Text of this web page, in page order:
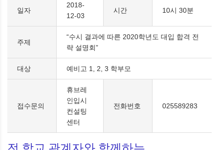
일자
2018-
12-03
시간 10시 30분
주제
“수시 결과에 따른 2020학년도 대입 합격 전
략 설명회”
대상 예비고 1, 2, 3 학부모
접수문의
휴브레
인입시
컨설팅
센터
전화번호 025589283